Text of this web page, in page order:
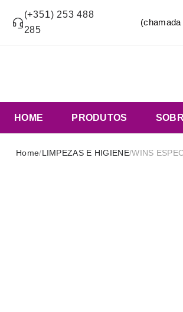
(+351) 253 488
285
HOME PRODUTOS
Home/LIMPEZAS E HIGIENE/WINS